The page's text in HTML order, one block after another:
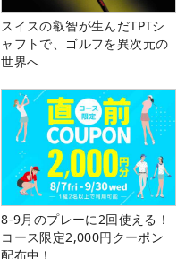
スイスの叡智が生んだTPTシ
ャフトで、ゴルフを異次元の
世界へ
8-9月のプレーに2回使える！
コース限定2,000円クーポン
配布中！